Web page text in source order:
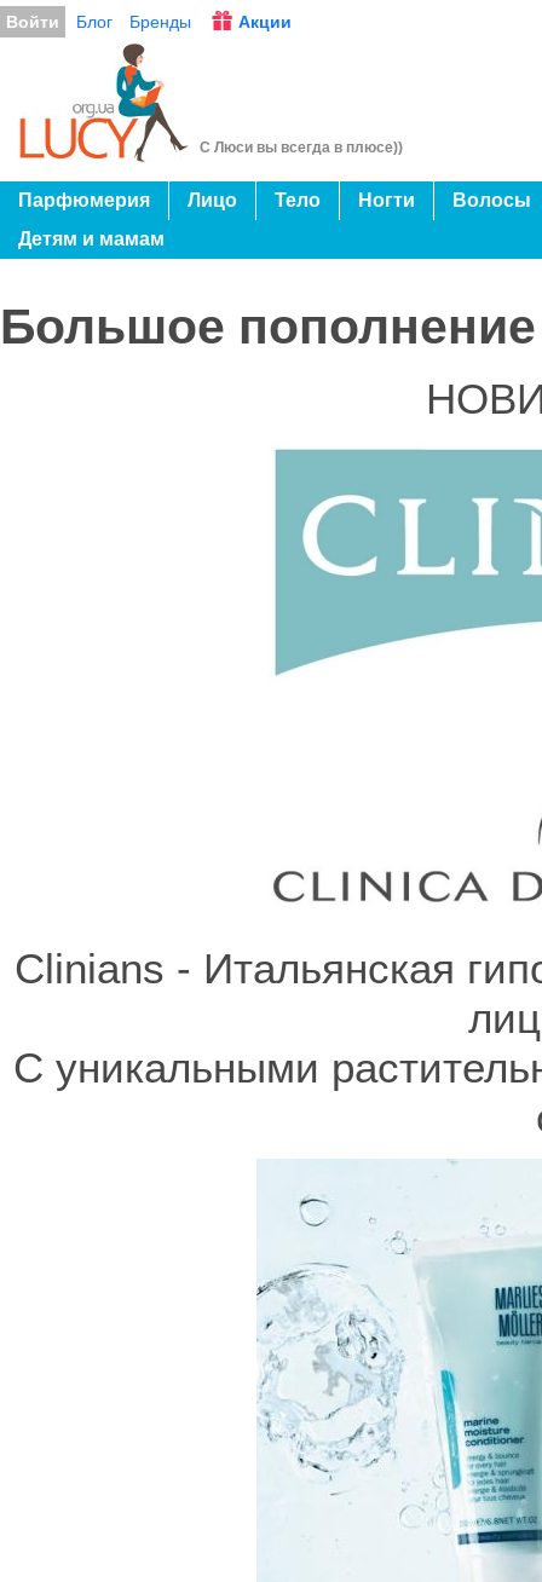
Войти Блог Бренды Акции
С Люси вы всегда в плюсе))
Парфюмерия Лицо Тело Ногти
Волосы
Детям и мамам
Большое
Clinians - Итальянская
С уникальными